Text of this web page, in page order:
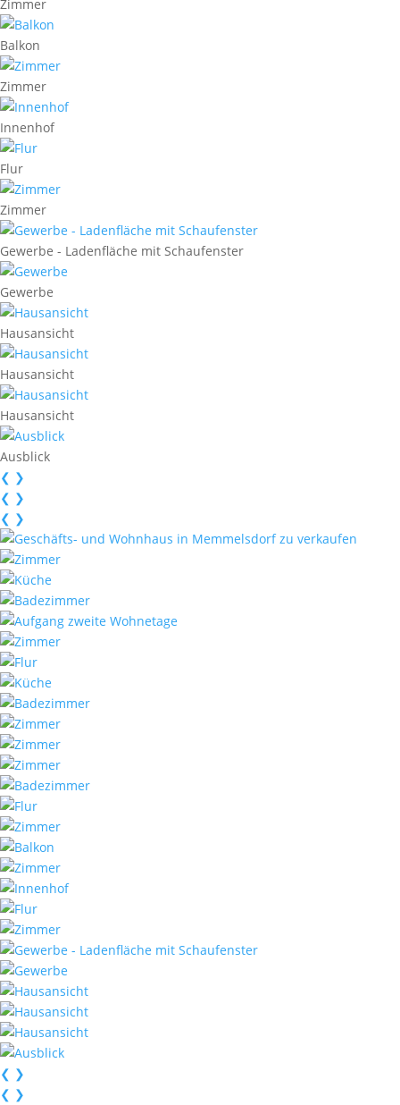
Zimmer
Balkon
Zimmer
Innenhof
Flur
Zimmer
Gewerbe - Ladenfläche mit Schaufenster
Gewerbe
Hausansicht
Hausansicht
Hausansicht
Ausblick
❮ ❯
❮ ❯
❮ ❯
❮ ❯
❮ ❯